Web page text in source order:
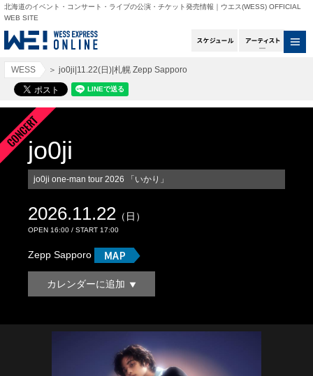
北海道のイベント・コンサート・ライブの公演・チケット発売情報｜ウエス(WESS) OFFICIAL
WEB SITE
スケジュールアー
WESS ＞ jo0ji|11.22(日)|札幌 Zepp Sapporo
jo0ji
jo0ji one-man tour 2026 「いかり」
2026.11.22 （日）
OPEN 16:00 / START 17:00
Zepp Sapporo
カレンダーに追加